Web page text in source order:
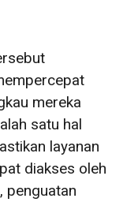
mereka
satu hal
layanan
diakses oleh
penguatan